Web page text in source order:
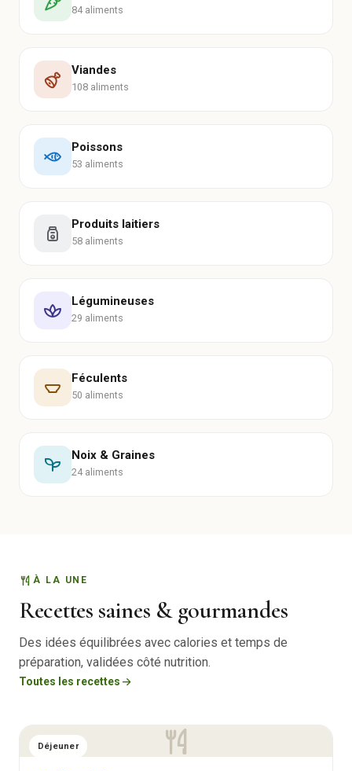
84 aliments
Viandes
108 aliments
Poissons
53 aliments
Produits laitiers
58 aliments
Légumineuses
29 aliments
Féculents
50 aliments
Noix & Graines
24 aliments
À LA UNE
Recettes saines & gourmandes
Des idées équilibrées avec calories et temps de
préparation, validées côté nutrition.
Toutes les recettes
Déjeuner